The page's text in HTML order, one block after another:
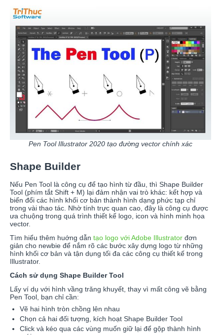
Pen Tool Illustrator 2020 tạo đường vector chính xác
Shape Builder
Nếu Pen Tool là công cụ để tạo hình từ đầu, thì Shape Builder
Tool (phím tắt Shift + M) lại đảm nhận vai trò khác: kết hợp và
biến đổi các hình khối cơ bản thành hình dạng phức tạp chỉ
trong vài thao tác. Nhờ tính trực quan cao, đây là công cụ được
ưa chuộng trong quá trình thiết kế logo, icon và hình minh họa
vector.
Tìm hiểu thêm huớng dẫn tạo logo với Adobe Illustrator đơn
giản cho newbie để nắm rõ các bước xây dựng logo từ những
hình khối cơ bản và tận dụng tối đa các công cụ thiết kế trong
Illustrator.
Cách sử dụng Shape Builder Tool
Lấy ví dụ với hình vầng trăng khuyết, thay vì mất công vẽ bằng
Pen Tool, bạn chỉ cần:
Vẽ hai hình tròn chồng lên nhau
Chọn cả hai đối tượng, kích hoạt Shape Builder Tool
Click và kéo qua các vùng muốn giữ lại để gộp thành hình